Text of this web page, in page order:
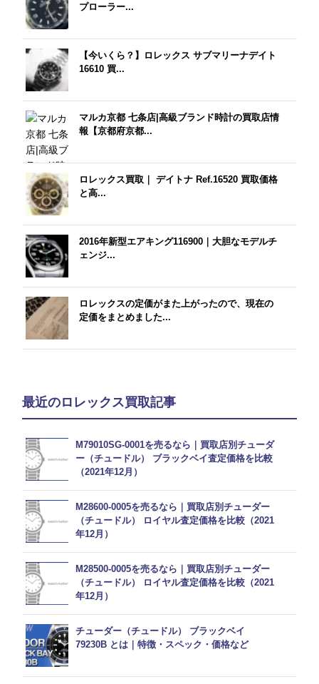
プローラー...
【今いくら？】ロレックス サブマリーナデイト
16610 買...
マルカ京都 七条店|高級ブランド時計の買取店情
報【京都府京都...
ロレックス買取｜ デイトナ Ref.16520 買取価格
と高...
2016年新型エアキング116900｜大胆なモデルチ
ェンジ...
ロレックスの定価がまた上がったので、現在の
定価をまとめました...
最近のロレックス買取記事
M79010SG-0001を売るなら｜買取店別チューダ
ー（チュードル） ブラックベイ査定価格を比較
（2021年12月）
M28600-0005を売るなら｜買取店別チューダー
（チュードル） ロイヤル査定価格を比較（2021
年12月）
M28500-0005を売るなら｜買取店別チューダー
（チュードル） ロイヤル査定価格を比較（2021
年12月）
チューダー（チュードル） ブラックベイ
79230B とは｜特徴・スペック・価格など